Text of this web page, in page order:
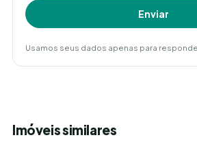
Enviar
Usamos seus dados apenas para
Imóveis similares